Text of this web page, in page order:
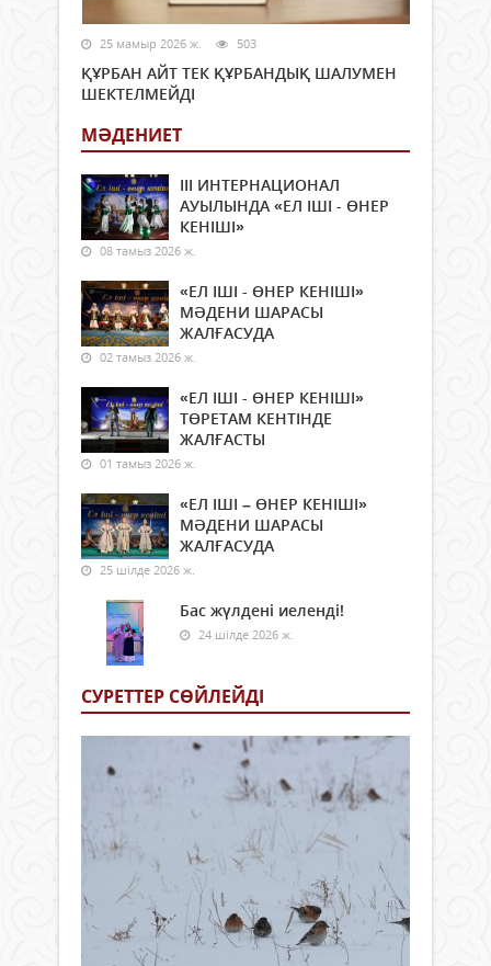
25 мамыр 2026 ж. 503
ҚҰРБАН АЙТ ТЕК ҚҰРБАНДЫҚ ШАЛУМЕН
ШЕКТЕЛМЕЙДІ
МӘДЕНИЕТ
ІІІ ИНТЕРНАЦИОНАЛ
АУЫЛЫНДА «ЕЛ ІШІ - ӨНЕР
КЕНІШІ»
08 тамыз 2026 ж.
«ЕЛ ІШІ - ӨНЕР КЕНІШІ»
МӘДЕНИ ШАРАСЫ
ЖАЛҒАСУДА
02 тамыз 2026 ж.
«ЕЛ ІШІ - ӨНЕР КЕНІШІ»
ТӨРЕТАМ КЕНТІНДЕ
ЖАЛҒАСТЫ
01 тамыз 2026 ж.
«ЕЛ ІШІ – ӨНЕР КЕНІШІ»
МӘДЕНИ ШАРАСЫ
ЖАЛҒАСУДА
25 шілде 2026 ж.
Бас жүлдені иеленді!
24 шілде 2026 ж.
СУРЕТТЕР СӨЙЛЕЙДI